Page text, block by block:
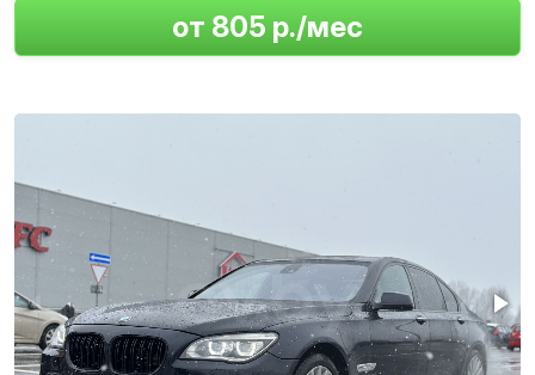
от 805 р./мес